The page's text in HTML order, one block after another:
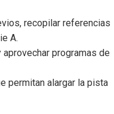
recopilar referencias
A.
programas de
permitan alargar la pista